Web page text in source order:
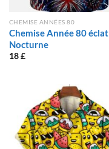
CHEMISE ANNÉES 80
Chemise Année 80 éclat
Nocturne
18£